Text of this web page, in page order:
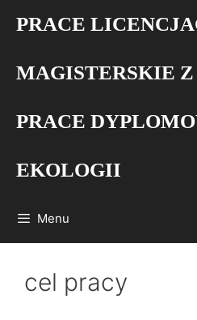
PRACE
MAGISTERSKIE
PRACE
EKOLOGII
Menu
cel pracy